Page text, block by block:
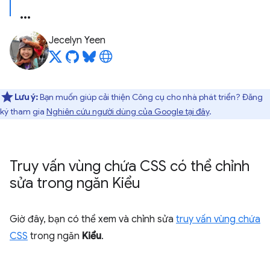
Jecelyn Yeen
Lưu ý:Bạn muốn giúp cải thiện Công cụ cho nhà phát triển? Đăng
ký tham gia Nghiên cứu người dùng của Google tại đây.
Truy vấn vùng chứa CSS có thể chỉnh
sửa trong ngăn Kiểu
Giờ đây, bạn có thể xem và chỉnh sửa truy vấn vùng chứa
CSS trong ngăn Kiểu.